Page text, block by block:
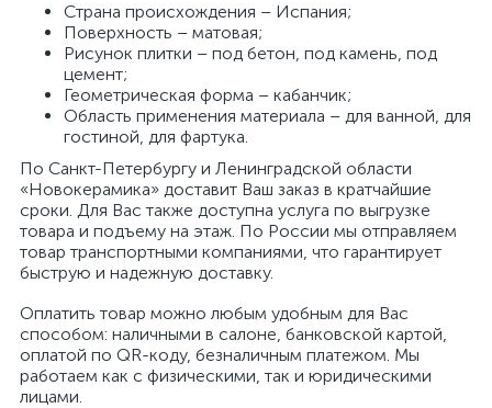
Страна происхождения – Испания;
Поверхность – матовая;
Рисунок плитки – под бетон, под камень, под
цемент;
Геометрическая форма – кабанчик;
Область применения материала – для ванной, для
гостиной, для фартука.
По Санкт-Петербургу и Ленинградской области
«Новокерамика» доставит Ваш заказ в кратчайшие
сроки. Для Вас также доступна услуга по выгрузке
товара и подъему на этаж. По России мы отправляем
товар транспортными компаниями, что гарантирует
быструю и надежную доставку.
Оплатить товар можно любым удобным для Вас
способом: наличными в салоне, банковской картой,
оплатой по QR-коду, безналичным платежом. Мы
работаем как с физическими, так и юридическими
лицами.